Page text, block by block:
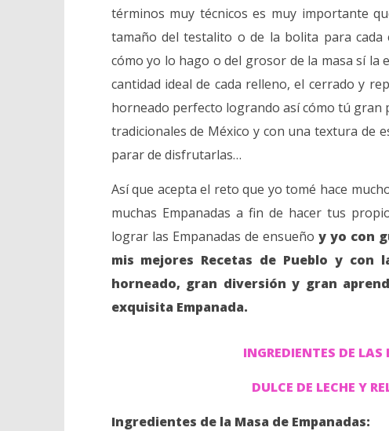
términos muy técnicos es muy importante
tamaño del testalito o de la bolita para cada
cómo yo lo hago o del grosor de la masa sí la
cantidad ideal de cada relleno, el cerrado y
horneado perfecto logrando así cómo tú gran
tradicionales de México y con una textura de
parar de disfrutarlas…
Así que acepta el reto que yo tomé hace
muchas Empanadas a fin de hacer tus
lograr las Empanadas de ensueñoy yo con
mis mejores Recetas de Pueblo y con
horneado, gran diversión y gran
exquisita Empanada.
INGREDIENTES DE
DULCE DE LECHE Y
Ingredientes de la Masa de Empanadas: